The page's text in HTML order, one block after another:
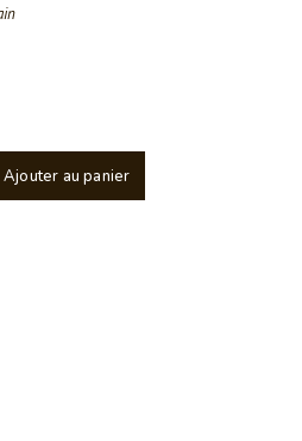
Ajouter au panier